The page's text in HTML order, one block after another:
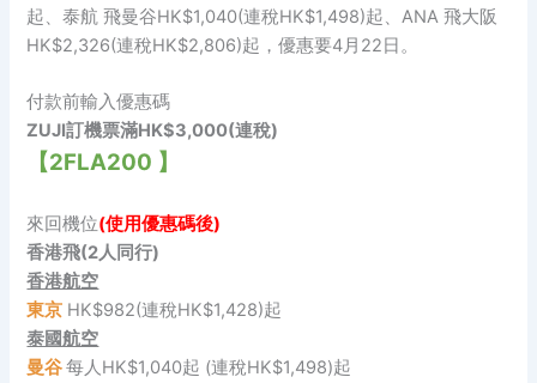
起、泰航 飛曼谷HK$1,040(連稅HK$1,498)起、ANA 飛大阪
HK$2,326(連稅HK$2,806)起，優惠要4月22日。
付款前輸入優惠碼
ZUJI訂機票滿HK$3,000(連稅)
【2FLA200 】
來回機位(使用優惠碼後)
香港飛(2人同行)
香港航空
東京 HK$982(連稅HK$1,428)起
泰國航空
曼谷每人HK$1,040起 (連稅HK$1,498)起